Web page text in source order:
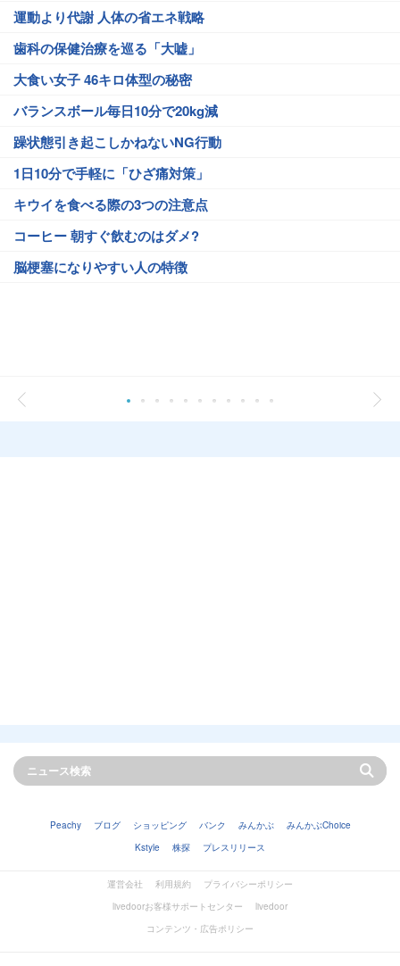
運動より代謝 人体の省エネ戦略
歯科の保健治療を巡る「大嘘」
大食い女子 46キロ体型の秘密
バランスボール毎日10分で20kg減
躁状態引き起こしかねないNG行動
1日10分で手軽に「ひざ痛対策」
キウイを食べる際の3つの注意点
コーヒー 朝すぐ飲むのはダメ?
脳梗塞になりやすい人の特徴
Peachy ブログ ショッピング バンク みんかぶ
みんかぶChoice
Kstyle
株探 プレスリリース
運営会社 利用規約
プライバシーポリシー
livedoorお客様サポートセンター
livedoor
コンテンツ・広告ポリシー